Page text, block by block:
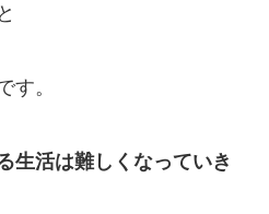
す。
生活は難しくなっていき